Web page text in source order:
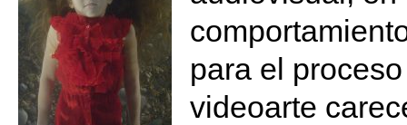
para el
videoarte